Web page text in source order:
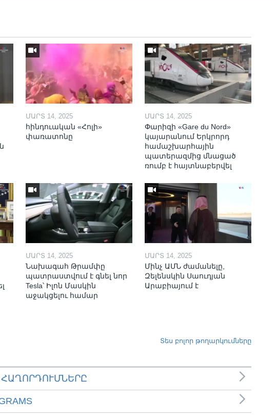
ՄԱՐՏ 14, 2025
հինդուական «Հոլի»
փառատոնը
ՄԱՐՏ 14, 2025
Փարիզի «Gare du Nord»
կայարանում Երկրորդ
համաշխարհային
պատերազմից մնացած
ռումբ է հայտնաբերվել
ՄԱՐՏ 14, 2025
Նախագահ Թրամփը
պատրաստվում է գնել նոր
Tesla՝ Իլոն Մասկին
աջակցելու համար
ՄԱՐՏ 14, 2025
Մինչ ԱՄՆ ժամանելը,
Զելենսկին Սաուդյան
Արաբիայում է
Տես բոլոր թողարկումները